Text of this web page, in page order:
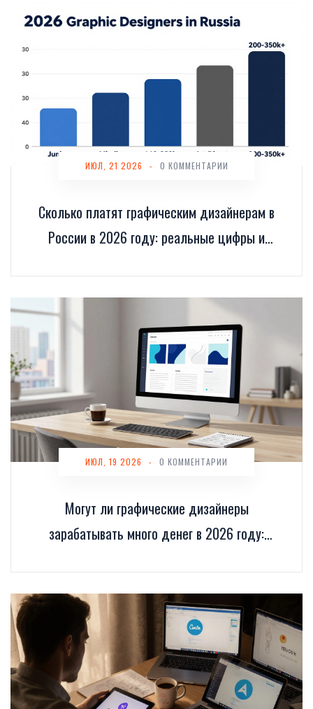
Сколько платят графическим дизайнерам в
России в 2026 году: реальные цифры и
ИЮЛ, 21 2026 - 0 КОММЕНТАРИИ
Могут ли графические дизайнеры
зарабатывать много денег в 2026 году:
ИЮЛ, 19 2026 - 0 КОММЕНТАРИИ